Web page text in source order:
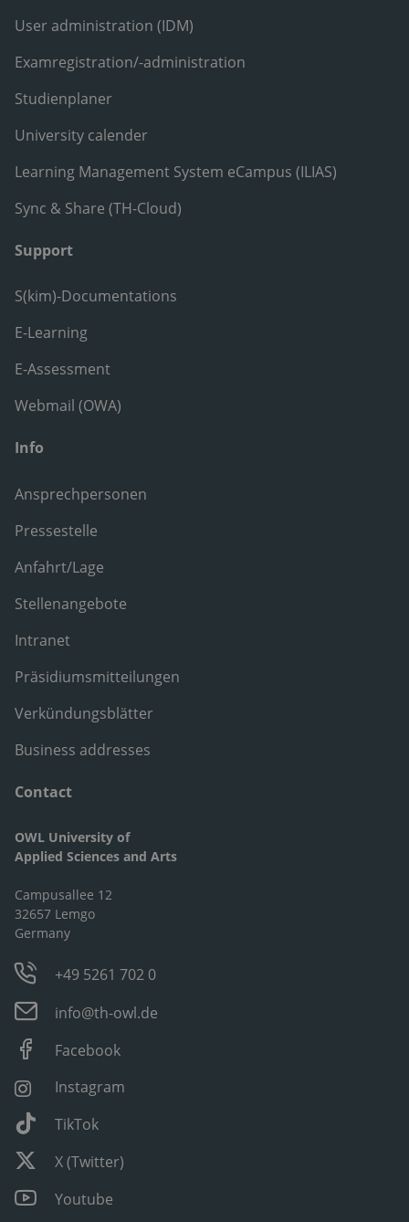
User administration (IDM)
Examregistration/-administration
Studienplaner
University calender
Learning Management System eCampus (ILIAS)
Sync & Share (TH-Cloud)
Support
S(kim)-Documentations
E-Learning
E-Assessment
Webmail (OWA)
Info
Ansprechpersonen
Pressestelle
Anfahrt/Lage
Stellenangebote
Intranet
Präsidiumsmitteilungen
Verkündungsblätter
Business addresses
Contact
OWL University of
Applied Sciences and Arts
Campusallee 12
32657 Lemgo
Germany
+49 5261 702 0
info@th-owl.de
Facebook
Instagram
TikTok
X (Twitter)
Youtube